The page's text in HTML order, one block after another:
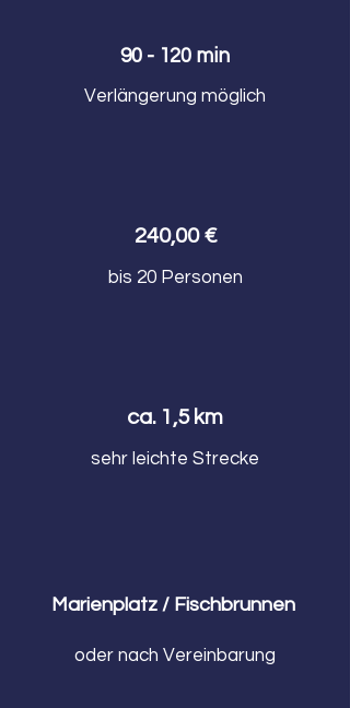
90 - 120 min
Verlängerung möglich
240,00 €
bis 20 Personen
ca. 1,5 km
sehr leichte Strecke
Marienplatz / Fischbrunnen
oder nach Vereinbarung